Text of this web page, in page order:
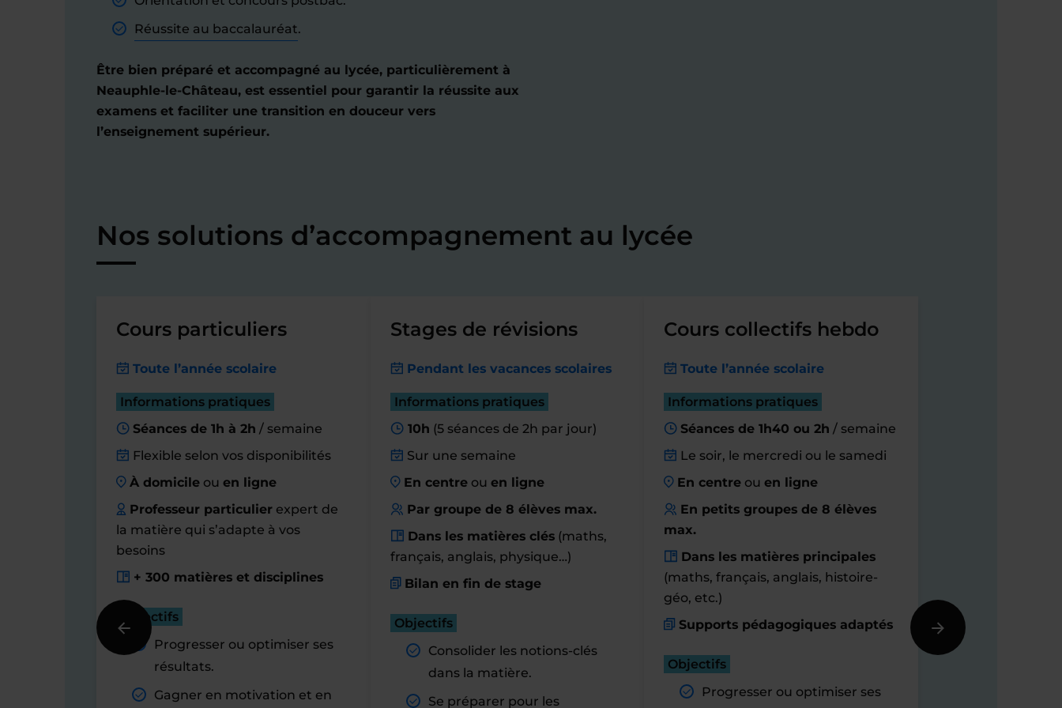
Réussite au baccalauréat.
Être bien préparé et accompagné au lycée, particulièrement à
Neauphle-le-Château, est essentiel pour garantir la réussite aux
examens et faciliter une transition en douceur vers
l’enseignement supérieur.
Nos solutions d’accompagnement au lycée
Cours particuliers
Toute l’année scolaire
Informations pratiques
Séances de 1h à 2h / semaine
Flexible selon vos disponibilités
À domicileou en ligne
Professeur particulier expert de
la matière qui s’adapte à vos
besoins
+ 300 matières et disciplines
Objectifs
Progresser ou optimiser ses
résultats.
Gagner en motivation et en
Stages de révisions
Pendant les vacances scolaires
Informations pratiques
10h (5 séances de 2h par jour)
Sur une semaine
En centreou en ligne
Par groupe de 8 élèves max.
Dans les matières clés(maths,
français, anglais, physique…)
Bilan en fin de stage
Objectifs
Consolider les notions-clés
dans la matière.
Se préparer pour les
Cours collectifs hebdo
Toute l’année scolaire
Informations pratiques
Séances de 1h40 ou 2h / semaine
Le soir, le mercredi ou le samedi
En centre ouen ligne
En petits groupes de 8 élèves
max.
Dans les matières principales
(maths, français, anglais, histoire-
géo, etc.)
Supports pédagogiques adaptés
Objectifs
Progresser ou optimiser ses